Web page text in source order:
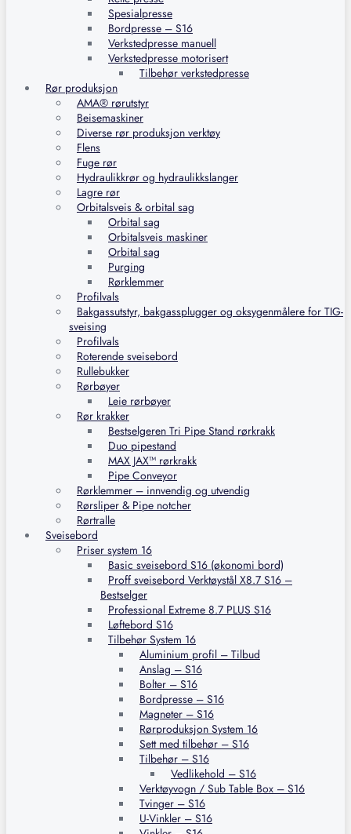
Spesialpresse
Bordpresse – S16
Verkstedpresse manuell
Verkstedpresse motorisert
Tilbehør verkstedpresse
Rør produksjon
AMA® rørutstyr
Beisemaskiner
Diverse rør produksjon verktøy
Flens
Fuge rør
Hydraulikkrør og hydraulikkslanger
Lagre rør
Orbitalsveis & orbital sag
Orbital sag
Orbitalsveis maskiner
Orbital sag
Purging
Rørklemmer
Profilvals
Bakgassutstyr, bakgassplugger og oksygenmålere for TIG-
sveising
Profilvals
Roterende sveisebord
Rullebukker
Rørbøyer
Leie rørbøyer
Rør krakker
Bestselgeren Tri Pipe Stand rørkrakk
Duo pipestand
MAX JAX™ rørkrakk
Pipe Conveyor
Rørklemmer – innvendig og utvendig
Rørsliper & Pipe notcher
Rørtralle
Sveisebord
Priser system 16
Basic sveisebord S16 (økonomi bord)
Proff sveisebord Verktøystål X8.7 S16 –
Bestselger
Professional Extreme 8.7 PLUS S16
Løftebord S16
Tilbehør System 16
Aluminium profil – Tilbud
Anslag – S16
Bolter – S16
Bordpresse – S16
Magneter – S16
Rørproduksjon System 16
Sett med tilbehør – S16
Tilbehør – S16
Vedlikehold – S16
Verktøyvogn / Sub Table Box – S16
Tvinger – S16
U-Vinkler – S16